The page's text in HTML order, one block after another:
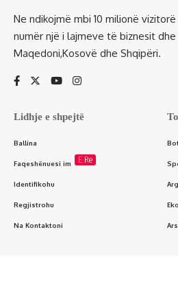
Ne ndikojmë mbi 10 milionë
numër një i lajmeve të biznesit
Maqedoni,Kosovë dhe Shqipëri.
Lidhje e shpejtë
Ballina
Faqeshënuesi im E Re
Identifikohu
Regjistrohu
Na Kontaktoni